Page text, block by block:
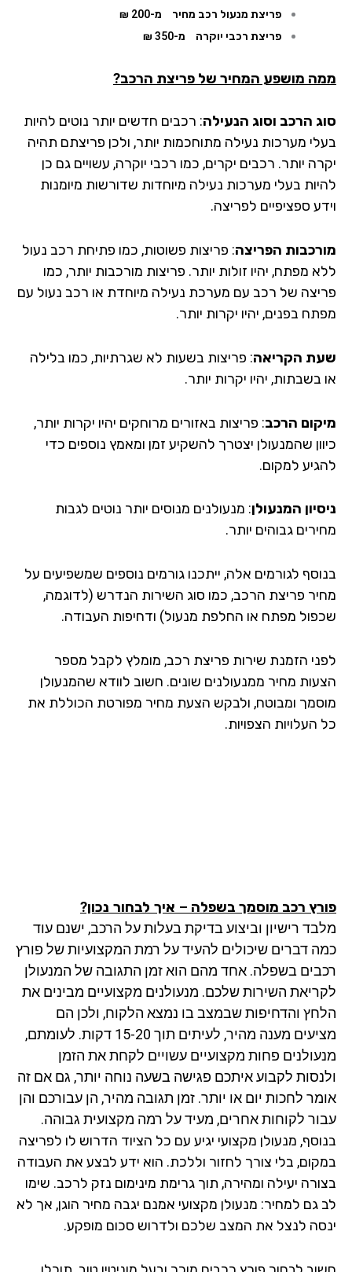
פריצת מנעול רכב מחיר
מ-200 ₪
פריצת רכבי יוקרה
מ-350 ₪
מושפע המחיר של פריצת הרכב?
הרכב וסוג הנעילה: רכבים חדשים יותר נוטים להיות
מערכות נעילה מתוחכמות יותר, ולכן פריצתם תהיה
יותר. רכבים יקרים, כמו רכבי יוקרה, עשויים גם כן
בעלי מערכות נעילה מיוחדות שדורשות מיומנות
ספציפיים לפריצה.
הפריצה: פריצות פשוטות, כמו פתיחת רכב נעול
מפתח, יהיו זולות יותר. פריצות מורכבות יותר, כמו
של רכב עם מערכת נעילה מיוחדת או רכב נעול עם
בפנים, יהיו יקרות יותר.
הקריאה: פריצות בשעות לא שגרתיות, כמו בלילה
בשבתות, יהיו יקרות יותר.
הרכב: פריצות באזורים מרוחקים יהיו יקרות יותר,
שהמנעולן יצטרך להשקיע זמן ומאמץ נוספים כדי
למקום.
המנעולן: מנעולנים מנוסים יותר נוטים לגבות
גבוהים יותר.
לגורמים אלה, ייתכנו גורמים נוספים שמשפיעים על
פריצת הרכב, כמו סוג השירות הנדרש (לדוגמה,
מפתח או החלפת מנעול) ודחיפות העבודה.
הזמנת שירות פריצת רכב, מומלץ לקבל מספר
מחיר ממנעולנים שונים. חשוב לוודא שהמנעולן
ומבוטח, ולבקש הצעת מחיר מפורטת הכוללת את
העלויות הצפויות.
רכב מוסמךבשפלה– איך לבחור נכון?
רישיון וביצוע בדיקת בעלות על הרכב, ישנם עוד
דברים שיכולים להעיד על רמת המקצועיות של פורץ
בשפלה. אחד מהם הוא זמן התגובה של המנעולן
השירות שלכם. מנעולנים מקצועיים מבינים את
והדחיפות שבמצב בו נמצא הלקוח, ולכן הם
מציעים מענה מהיר, לעיתים תוך 15-20 דקות. לעומתם,
פחות מקצועיים עשויים לקחת את הזמן
לקבוע איתכם פגישה בשעה נוחה יותר, גם אם זה
לחכות יום או יותר. זמן תגובה מהיר, הן עבורכם והן
לקוחות אחרים, מעיד על רמה מקצועית גבוהה.
מנעולן מקצועי יגיע עם כל הציוד הדרוש לו לפריצה
בלי צורך לחזור וללכת. הוא ידע לבצע את העבודה
יעילה ומהירה, תוך גרימת מינימום נזק לרכב. שימו
גם למחיר: מנעולן מקצועי אמנם יגבה מחיר הוגן, אך לא
לנצל את המצב שלכם ולדרוש סכום מופקע.